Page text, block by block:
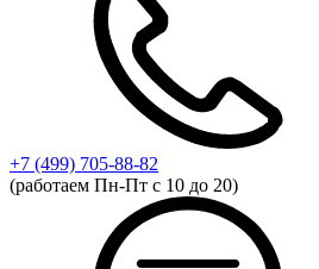
+7 (499) 705-88-82
(работаем Пн-Пт с 10 до 20)